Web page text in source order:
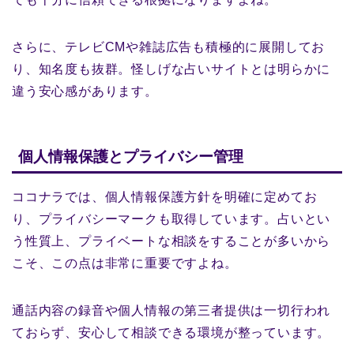
さらに、テレビCMや雑誌広告も積極的に展開してお
り、知名度も抜群。怪しげな占いサイトとは明らかに
違う安心感があります。
個人情報保護とプライバシー管理
ココナラでは、個人情報保護方針を明確に定めてお
り、プライバシーマークも取得しています。占いとい
う性質上、プライベートな相談をすることが多いから
こそ、この点は非常に重要ですよね。
通話内容の録音や個人情報の第三者提供は一切行われ
ておらず、安心して相談できる環境が整っています。